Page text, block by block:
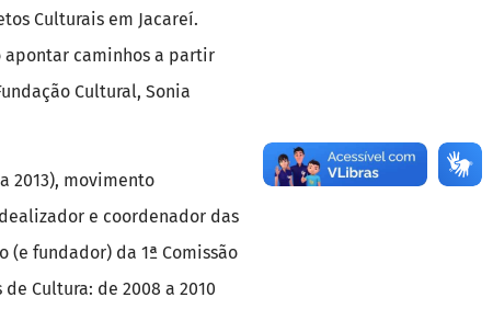
Culturais em Jacareí.
apontar caminhos a partir
Cultural, Sonia
2013), movimento
e coordenador das
(e fundador) da 1ª Comissão
Cultura: de 2008 a 2010